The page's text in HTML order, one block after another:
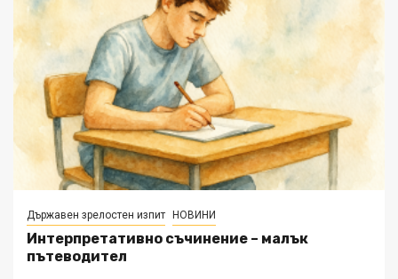
Държавен зрелостен изпит НОВИНИ
Интерпретативно съчинение – малък
пътеводител